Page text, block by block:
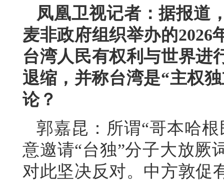
凤凰卫视记者：据报道
麦非政府组织举办的2026
台湾人民有权利与世界进
退缩，并称台湾是“主权
论？
郭嘉昆：所谓“哥本哈
意邀请“台独”分子大放厥
对此坚决反对。中方敦促